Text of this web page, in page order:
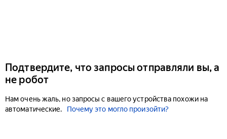
Подтвердите, что запросы отправляли вы, а
не робот
Нам очень жаль, но запросы с вашего устройства похожи на
автоматические.
Почему это могло произойти?